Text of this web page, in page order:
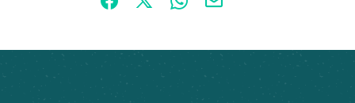
Partager sur Facebook (nouvelle fenêtre)
Partager sur X / Twitter (nouvelle
Partager sur WhatsApp
Partager par mail